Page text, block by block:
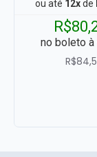
ou até 12xde
no boleto